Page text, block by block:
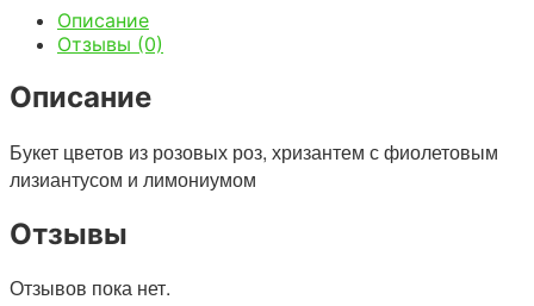
Описание
Отзывы (0)
Описание
Букет цветов из розовых роз, хризантем с фиолетовым
лизиантусом и лимониумом
Отзывы
Отзывов пока нет.